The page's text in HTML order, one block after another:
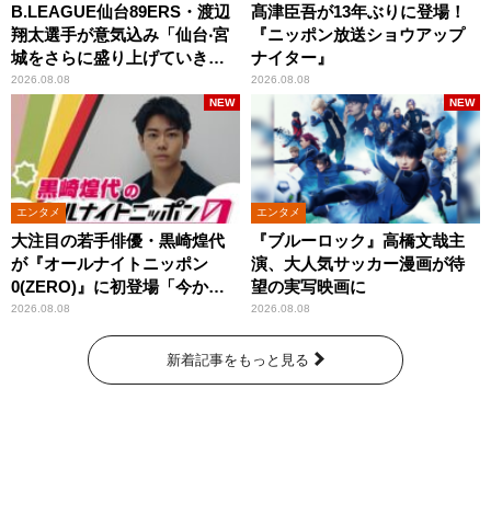
B.LEAGUE仙台89ERS・渡辺
翔太選手が意気込み「仙台‧宮
城をさらに盛り上げていきた
いです」
2026.08.08
髙津臣吾が13年ぶりに登場！
『ニッポン放送ショウアップ
ナイター』
2026.08.08
エンタメ
大注目の若手俳優・黒崎煌代
が『オールナイトニッポン
0(ZERO)』に初登場「今から
とてもワクワクしておりま
2026.08.08
NEW
エンタメ
『ブルーロック』高橋文哉主
演、大人気サッカー漫画が待
望の実写映画に
2026.08.08
NEW
新着記事をもっと見る